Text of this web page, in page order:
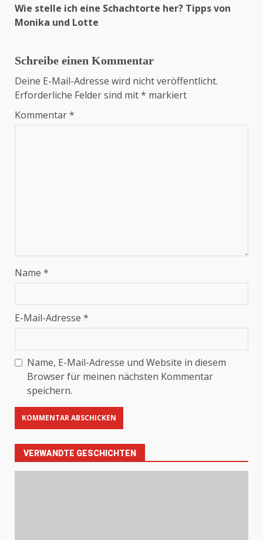
Wie stelle ich eine Schachtorte her? Tipps von
Monika und Lotte
Schreibe einen Kommentar
Deine E-Mail-Adresse wird nicht veröffentlicht.
Erforderliche Felder sind mit* markiert
Kommentar*
Name *
E-Mail-Adresse *
Name, E-Mail-Adresse und Website in diesem
Browser für meinen nächsten Kommentar
speichern.
VERWANDTE GESCHICHTEN